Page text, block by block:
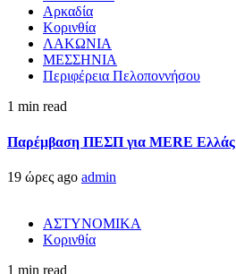
Αρκαδία
Κορινθία
ΛΑΚΩΝΙΑ
ΜΕΣΣΗΝΙΑ
Περιφέρεια Πελοποννήσου
1 min read
Παρέμβαση ΠΕΣΠ για MERE Ελλάς
19 ώρες ago admin
ΑΣΤΥΝΟΜΙΚΑ
Κορινθία
1 min read